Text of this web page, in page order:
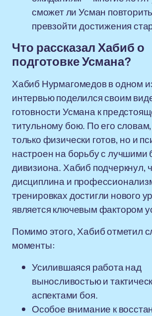
сможет ли Усман
превзойти достижения
Что рассказал Хабиб о
подготовке Усмана?
Хабиб Нурмагомедов в одном
интервью поделился своим
готовности Усмана к
титульному бою. По его
только физически готов, но и
настроен на борьбу с лучшими
дивизиона. Хабиб подчеркнул,
дисциплина и
тренировках достигли нового
является ключевым фактором
Помимо этого, Хабиб отметил
моменты:
Усилившаяся работа над
выносливостью и
аспектами боя.
Особое внимание к